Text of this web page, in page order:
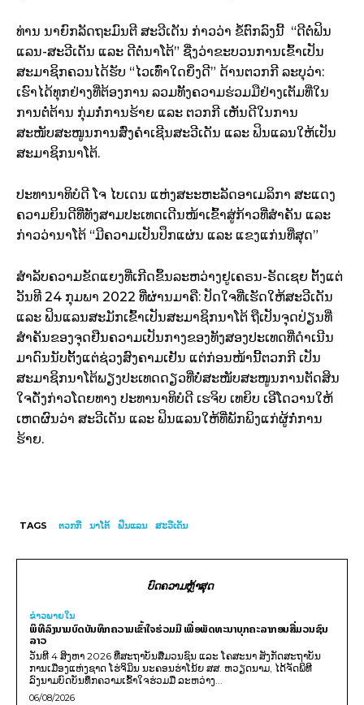
ທ່ານ ນາຍົກລັດຖະມົນຕີ ສະວີເດັນ ກ່າວວ່າ ຂໍ້ຕົກລົງນີ້ “ດີຕໍ່ຟິນ
ແລນ-ສະວີເດັນ ແລະ ດີຕໍ່ນາໂຕ້” ຊື່ງວ່າຂະບວນການເຂົ້າເປັນ
ສະມາຊິກຄວນໄດ້ຮັບ “ໄວເທົ່າໃດຍິ່ງດີ” ດ້ານຕວກກີ ລະບຸວ່າ:
ເຮົາໄດ້ທຸກຢ່າງທີ່ຕ້ອງການ ລວມທັັງຄວາມຮ່ວມມືຢ່າງເຕັມທີ່ໃນ
ການຕໍ່ຕ້ານ ກຸ່ມກໍ່ການຮ້າຍ ແລະ ຕວກກີ ເຫັນດີໃນການ
ສະໜັບສະໜູນການສົ່ງຄຳເຊີນສະວີເດັນ ແລະ ຟິນແລນໃຫ້ເປັນ
ສະມາຊິກນາໂຕ້.
ປະທານາທິບໍດີ ໂຈ ໄບເດນ ແຫ່ງສະະຫະລັດອາເມລິກາ ສະແດງ
ຄວາມຍິນດີທີ່ທັງສາມປະເທດເດີນໜ້າເຂົ້າສູ່ກ້າວທີ່ສຳຄັນ ແລະ
ກ່າວວ່ານາໂຕ້ “ມີຄວາມເປັນປຶກແຜ່ນ ແລະ ແຂງແກ່ນທີ່ສຸດ”
ສຳລັບຄວາມຂັດແຍງທີ່ເກີດຂຶ້ນລະຫວ່າງຢູເຄຣນ-ຣັດເຊຍ ຕັ້ງແຕ່
ວັນທີ 24 ກຸມພາ 2022 ທີ່ຜ່ານມາຄື: ປັດໃຈທີ່ເຮັດໃຫ້ສະວີເດັນ
ແລະ ຟິນແລນສະມັກເຂົ້າເປັນສະມາຊິກນາໂຕ້ ຖືເປັນຈຸດປ່ຽນທີ່
ສຳຄັນຂອງຈຸດຢືນຄວາມເປັນກາງຂອງທັງສອງປະເທດທີ່ດຳເນີນ
ມາດົນນັບຕັ້ງແຕ່ຊ່ວງສົງຄາມເຢັນ ແຕ່ກ່ອນໜ້ານີ້ຕວກກີ ເປັນ
ສະມາຊິກນາໂຕ້ພຽງປະເທດດຽວທີ່ບໍ່ສະໜັບສະໜູນການຕັດສິນ
ໃຈດັ່ງກ່າວໂດຍທາງ ປະທານາທິບໍດີ ເຮຈິບ ເທຍິບ ເອີໂດວານໃຫ້
ເຫດຜົນວ່າ ສະວີເດັນ ແລະ ຟິນແລນໃຫ້ທີ່ພັກພິງແກ່ຜູ້ກໍ່ການ
ຮ້າຍ.
TAGS ຕວກກີ ນາໂຕ້ ຟິນແລນ ສະວີເດັນ
ບົດຄວາມຫຼ້າສຸດ
ຂ່າວພາຍ​ໃນ
ພິທີລົງນາມບົດບັນທຶກຄວາມເຂົ້າໃຈຮ່ວມມື ເພື່ອພັດທະນາບຸກຄະລາກອນສື່ມວນຊົນ
ລາວ
ວັນທີ 4 ສິງຫາ 2026 ທີ່ສະຖາບັນສື່ມວນຊົນ ແລະ ໂຄສະນາ ສັງກັດສະຖາບັນ
ການເມືອງແຫ່ງຊາດ ໂຮ່ຈິມິນ ນະຄອນຮ່າໂນ້ຍ ສສ. ຫວຽດນາມ, ໄດ້ຈັດພິທີ
ລົງນາມບົດບັນທຶກຄວາມເຂົ້າໃຈຮ່ວມມື ລະຫວ່າງ...
06/08/2026